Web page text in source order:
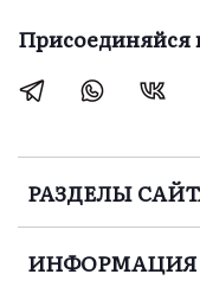
РАЗДЕЛЫ
ИНФОРМАЦИЯ
Присоединяйся